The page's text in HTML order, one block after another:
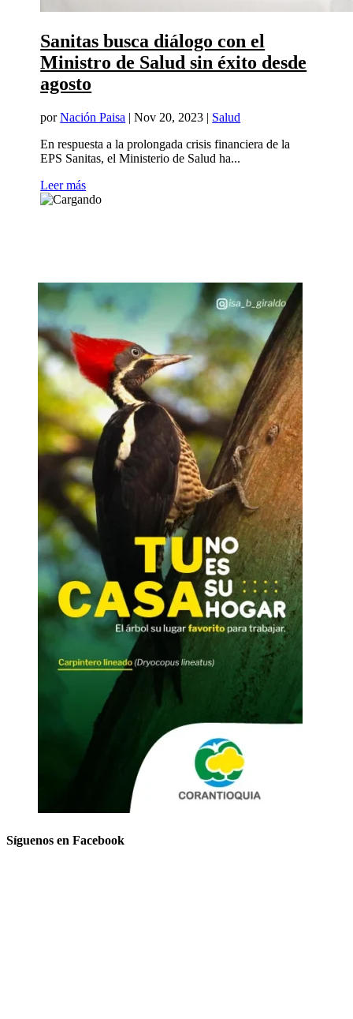
Sanitas busca diálogo con el
Ministro de Salud sin éxito desde
agosto
porNación Paisa |Nov 20, 2023 | Salud
En respuesta a la prolongada crisis financiera de la
EPS Sanitas, el Ministerio de Salud ha...
Leer más
Síguenos en Facebook